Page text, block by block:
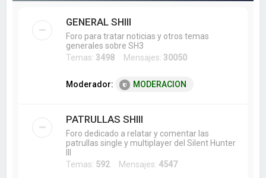
GENERAL SHIII
Foro para tratar noticias y otros temas
generales sobre SH3
Temas: 3498 Mensajes: 30050
Moderador: MODERACION
PATRULLAS SHIII
Foro dedicado a relatar y comentar las
patrullas single y multiplayer del Silent Hunter
Temas: 592Mensajes:4547